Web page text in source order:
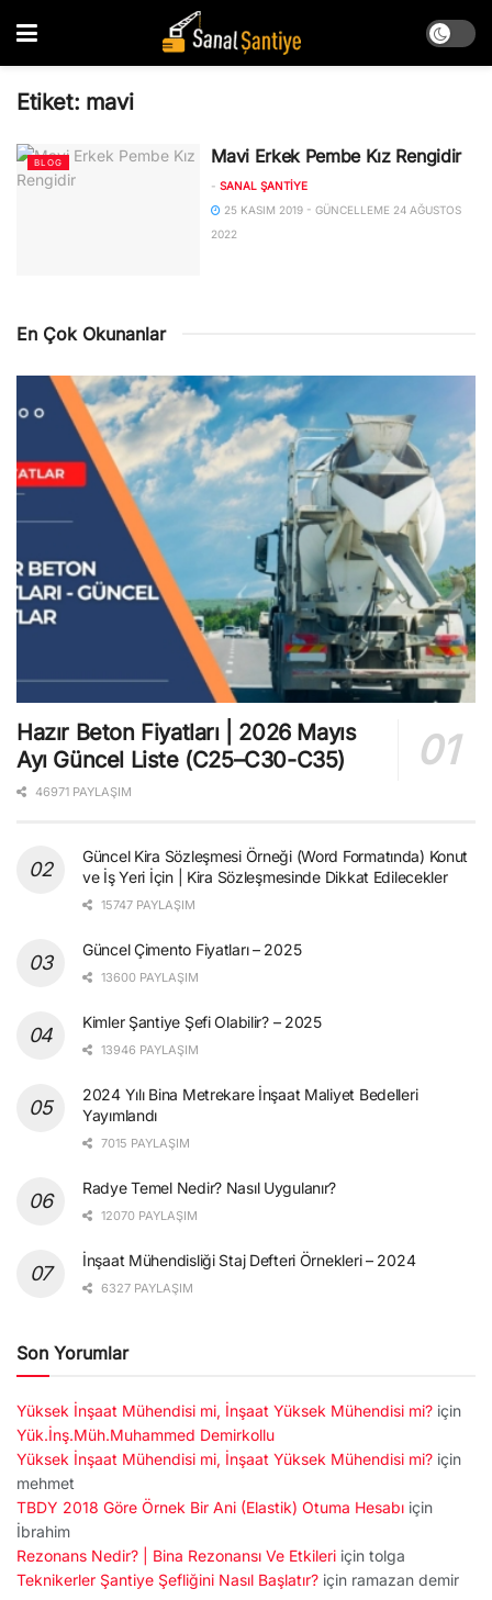
Etiket: mavi
BLOG Mavi Erkek Pembe Kız Rengidir
- SANAL ŞANTIYE
25 KASIM 2019 - GÜNCELLEME 24 AĞUSTOS
2022
En Çok Okunanlar
Hazır Beton Fiyatları | 2026 Mayıs
Ayı Güncel Liste (C25–C30-C35)
46971 PAYLAŞIM
Güncel Kira Sözleşmesi Örneği (Word Formatında) Konut
ve İş Yeri İçin | Kira Sözleşmesinde Dikkat Edilecekler
15747 PAYLAŞIM
Güncel Çimento Fiyatları – 2025
13600 PAYLAŞIM
Kimler Şantiye Şefi Olabilir? – 2025
13946 PAYLAŞIM
2024 Yılı Bina Metrekare İnşaat Maliyet Bedelleri
Yayımlandı
7015 PAYLAŞIM
Radye Temel Nedir? Nasıl Uygulanır?
12070 PAYLAŞIM
İnşaat Mühendisliği Staj Defteri Örnekleri – 2024
6327 PAYLAŞIM
Son Yorumlar
Yüksek İnşaat Mühendisi mi, İnşaat Yüksek Mühendisi mi? için
Yük.İnş.Müh.Muhammed Demirkollu
Yüksek İnşaat Mühendisi mi, İnşaat Yüksek Mühendisi mi? için
mehmet
TBDY 2018 Göre Örnek Bir Ani (Elastik) Otuma Hesabı için
İbrahim
Rezonans Nedir? | Bina Rezonansı Ve Etkileri için tolga
Teknikerler Şantiye Şefliğini Nasıl Başlatır? için ramazan demir